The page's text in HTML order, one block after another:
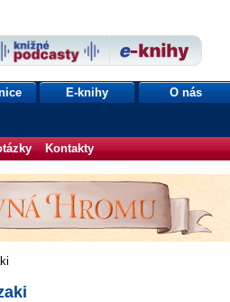
E-knihy O nás
Kontakty